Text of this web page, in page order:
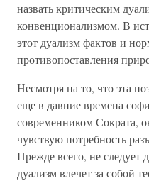
назвать критическим
конвенционализмом. В
этот дуализм фактов и
противопоставления
Несмотря на то, что эта
еще в давние времена
современником Сократа,
чувствую потребность
Прежде всего, не следует
дуализм влечет за собой